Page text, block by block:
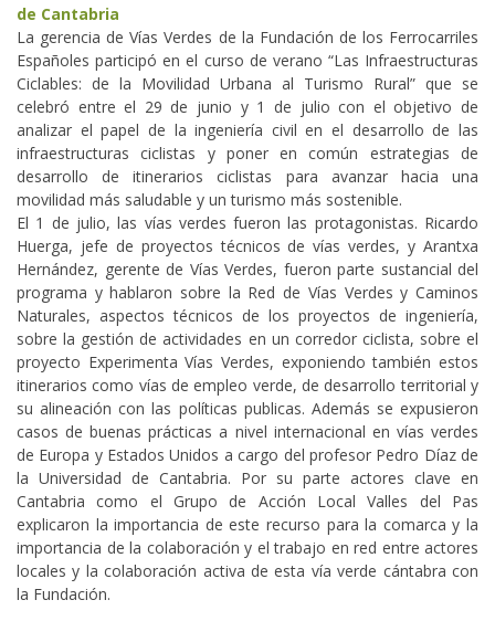
de Cantabria
La gerencia de Vías Verdes de la Fundación de los Ferrocarriles
Españoles participó en el curso de verano “Las Infraestructuras
Ciclables: de la Movilidad Urbana al Turismo Rural” que se
celebró entre el 29 de junio y 1 de julio con el objetivo de
analizar el papel de la ingeniería civil en el desarrollo de las
infraestructuras ciclistas y poner en común estrategias de
desarrollo de itinerarios ciclistas para avanzar hacia una
movilidad más saludable y un turismo más sostenible.
El 1 de julio, las vías verdes fueron las protagonistas. Ricardo
Huerga, jefe de proyectos técnicos de vías verdes, y Arantxa
Hernández, gerente de Vías Verdes, fueron parte sustancial del
programa y hablaron sobre la Red de Vías Verdes y Caminos
Naturales, aspectos técnicos de los proyectos de ingeniería,
sobre la gestión de actividades en un corredor ciclista, sobre el
proyecto Experimenta Vías Verdes, exponiendo también estos
itinerarios como vías de empleo verde, de desarrollo territorial y
su alineación con las políticas publicas. Además se expusieron
casos de buenas prácticas a nivel internacional en vías verdes
de Europa y Estados Unidos a cargo del profesor Pedro Díaz de
la Universidad de Cantabria. Por su parte actores clave en
Cantabria como el Grupo de Acción Local Valles del Pas
explicaron la importancia de este recurso para la comarca y la
importancia de la colaboración y el trabajo en red entre actores
locales y la colaboración activa de esta vía verde cántabra con
la Fundación.